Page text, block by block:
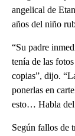
angelical de
años del niño
“Su padre
tenía de las
copias”, dijo.
ponerlas en
esto… Habla del
Según fallos de